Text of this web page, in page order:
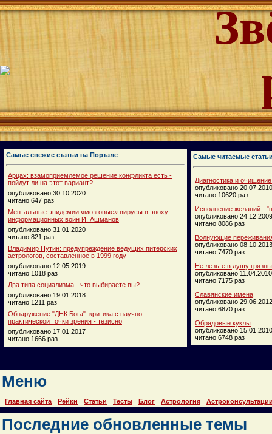
Самые свежие статьи на Портале
Арцах: взамоприемлемое решение конфликта есть -
пойдут ли на этот вариант?
опубликовано 30.10.2020
читано 647 раз
Ментальные эпидемии «мозговые» вирусы в эпоху
информационных войн И. Ашманов
опубликовано 31.01.2020
читано 821 раз
Владимир Путин: предупреждение ведущих питерских
астрологов, составленное в 1999 году
опубликовано 12.05.2019
читано 1018 раз
Два типа социализма - что выбираете вы?
опубликовано 19.01.2018
читано 1211 раз
Обнаружение "ДНК Бога": критика с научно-
практической точки зрения - тезисно
опубликовано 17.01.2017
читано 1666 раз
Самые читаемые
Диагностика и
опубликовано 20.07.2010
читано 10620 раз
Исполнение желаний -
опубликовано 24.12.2009
читано 8086 раз
Волнующие
опубликовано 08.10.2013
читано 7470 раз
Не лезьте в душу
опубликовано 11.04.2010
читано 7175 раз
Славянские имена
опубликовано 29.06.2012
читано 6870 раз
Обрядовые куклы
опубликовано 15.01.2010
читано 6748 раз
Меню
Главная сайта Рейки Статьи Тесты Блог Астрология
Последние обновленные темы